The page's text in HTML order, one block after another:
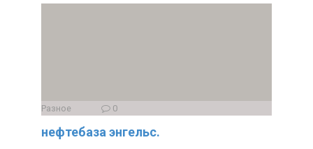
Разное 0
нефтебаза энгельс.